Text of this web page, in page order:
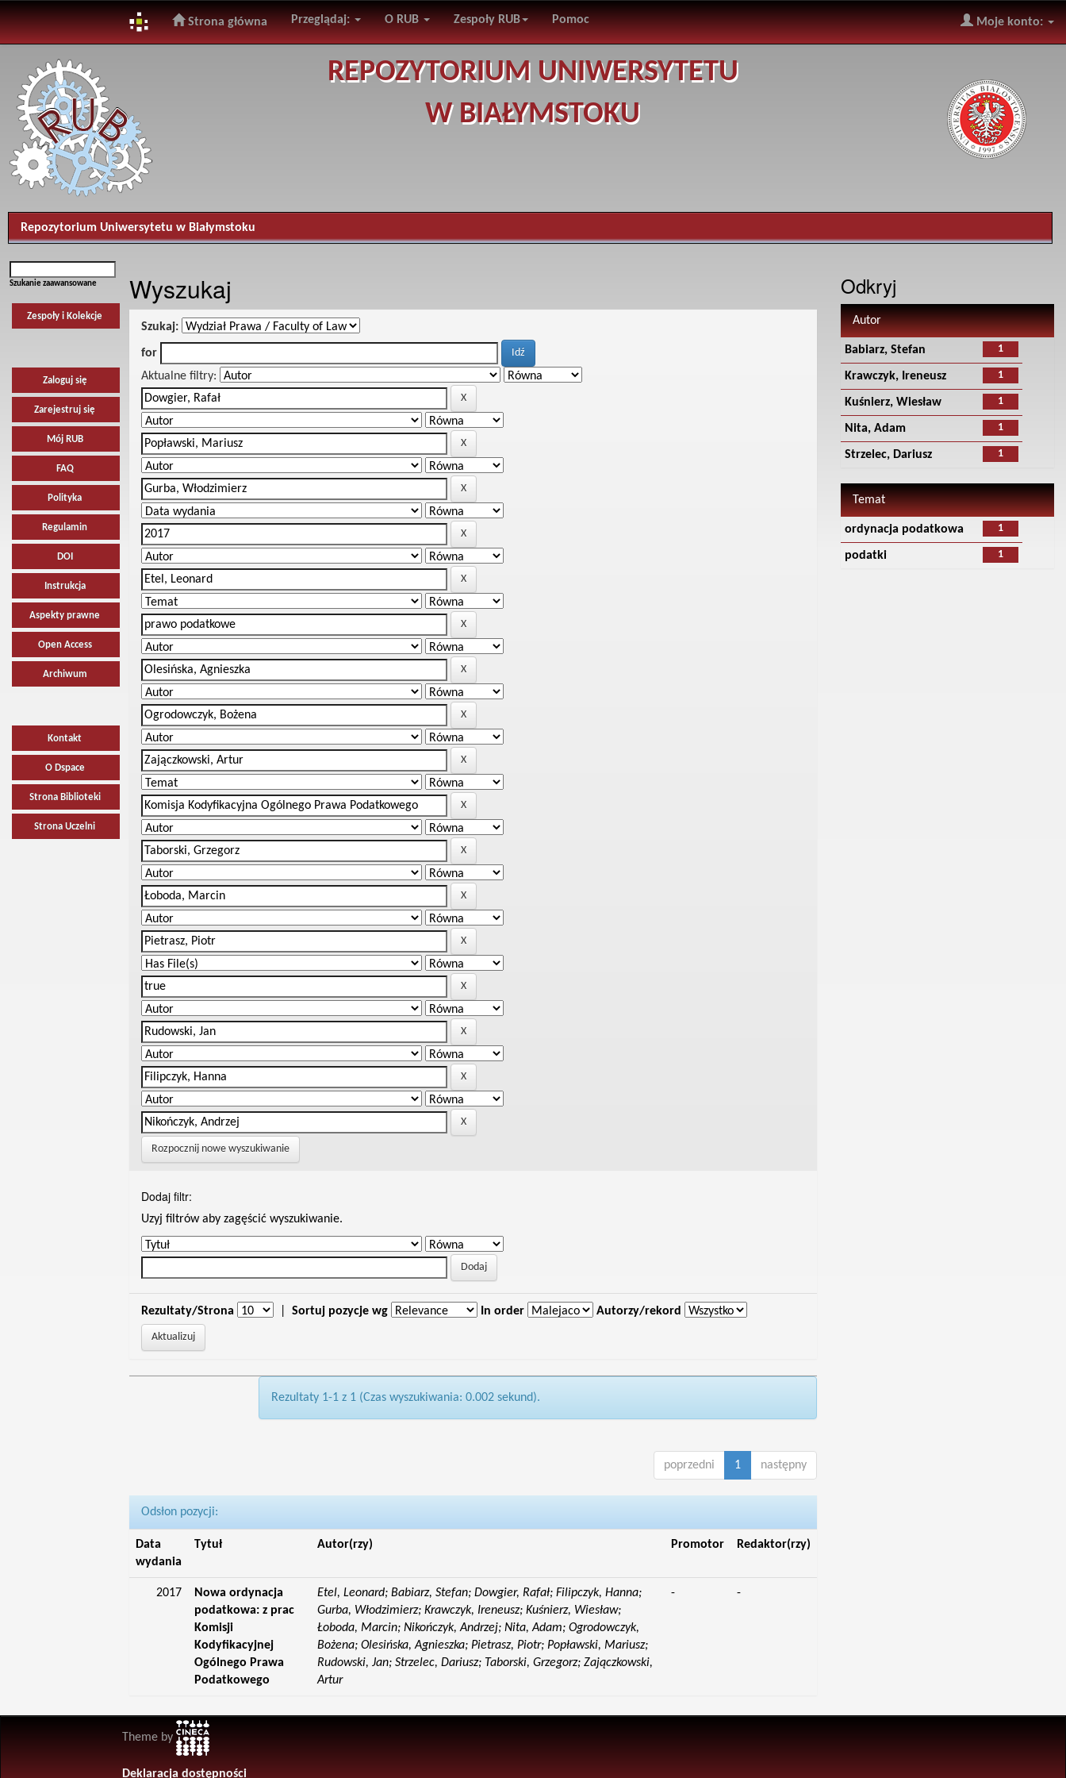
navigation
Strona główna Przeglądaj: O RUB Zespoły RUB Pomoc Moje konto:
REPOZYTORIUM UNIWERSYTETU
W BIAŁYMSTOKU
Repozytorium Uniwersytetu w Białymstoku
Szukanie zaawansowane
Zespoły i Kolekcje
Zaloguj się
Zarejestruj się
Mój RUB
FAQ
Polityka
Regulamin
DOI
Instrukcja
Aspekty prawne
Open Access
Archiwum
Kontakt
O Dspace
Strona Biblioteki
Strona Uczelni
Wyszukaj
Szukaj:
for
Aktualne filtry:
Rozpocznij nowe wyszukiwanie
Dodaj filtr:
Uzyj filtrów aby zagęścić wyszukiwanie.
Rezultaty/Strona Sortuj pozycje wg In order Autorzy/rekord
Rezultaty 1-1 z 1 (Czas wyszukiwania: 0.002 sekund).
poprzedni 1 następny
Odsłon pozycji:
Data
wydania
Tytuł Autor(rzy) Promotor Redaktor(rzy)
2017
Nowa ordynacja
podatkowa: z prac
Komisji
Kodyfikacyjnej
Ogólnego Prawa
Podatkowego
Etel, Leonard; Babiarz, Stefan; Dowgier, Rafał; Filipczyk, Hanna;
Gurba, Włodzimierz; Krawczyk, Ireneusz; Kuśnierz, Wiesław;
Łoboda, Marcin; Nikończyk, Andrzej; Nita, Adam; Ogrodowczyk,
Bożena; Olesińska, Agnieszka; Pietrasz, Piotr; Popławski, Mariusz;
Rudowski, Jan; Strzelec, Dariusz; Taborski, Grzegorz; Zajączkowski,
Artur
- -
Odkryj
Autor
1
Babiarz, Stefan
1
Krawczyk, Ireneusz
1
Kuśnierz, Wiesław
1
Nita, Adam
1
Strzelec, Dariusz
Temat
1
ordynacja podatkowa
1
podatki
Theme by
Deklaracja dostępności